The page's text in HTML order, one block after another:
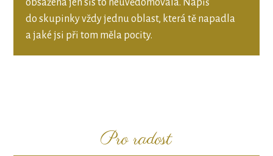
do skupinky vždy jednu oblast, která tě napadla
a jaké jsi při tom měla pocity.
Pro radost